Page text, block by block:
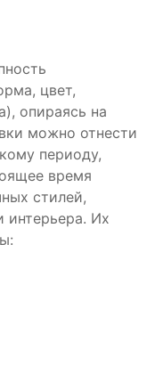
цвет,
опираясь на
можно отнести
периоду,
время
стилей,
интерьера. Их